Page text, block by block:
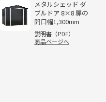
メタルシェッド ダ
ブルドア 8×8 扉の
開口幅1,300mm
説明書（PDF）
商品ページへ